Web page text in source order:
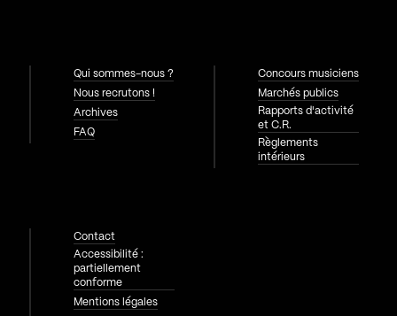
Qui sommes-nous ?
Nous recrutons !
Archives
FAQ
Concours musiciens
Marchés publics
Rapports d'activité
et C.R.
Règlements
intérieurs
Contact
Accessibilité :
partiellement
conforme
Mentions légales